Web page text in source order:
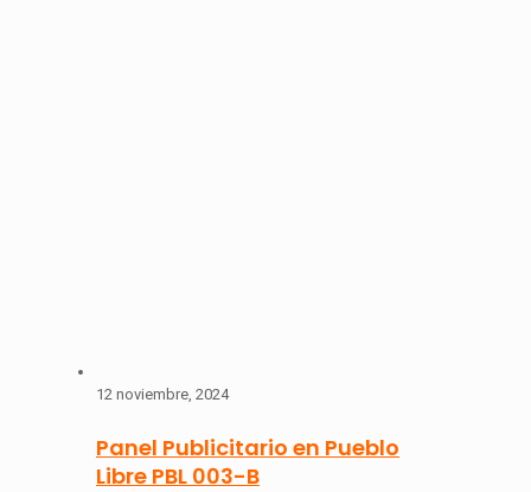
12 noviembre, 2024
Panel Publicitario en Pueblo
Libre PBL 003-B